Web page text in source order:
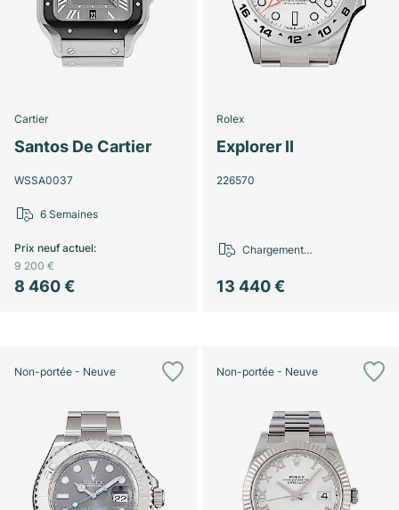
Cartier
Santos De Cartier
WSSA0037
8 460 €
Prix neuf actuel:
9 200 €
6 Semaines
Rolex
Explorer II
226570
13 440 €
Chargement…
Non-portée - Neuve Non-portée - Neuve